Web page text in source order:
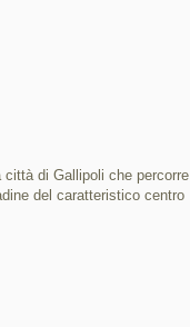
città di Gallipoli che percorre
del caratteristico centro